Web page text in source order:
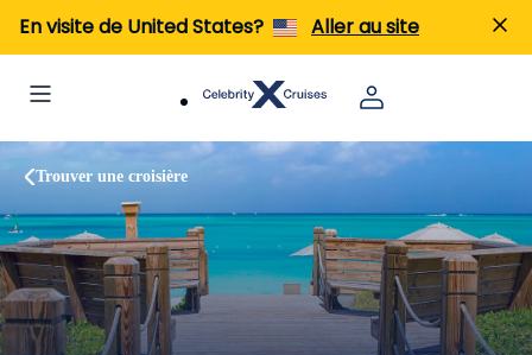
En visite de United States? Aller au site
Trouver une croisière